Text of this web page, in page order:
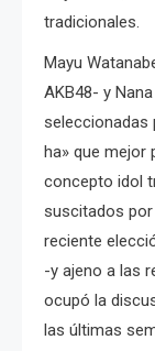
tradicionales.
Mayu
AKB48- y
seleccionadas
ha» que mejor
concepto idol
suscitados
reciente
-y ajeno a las
ocupó la
las últimas